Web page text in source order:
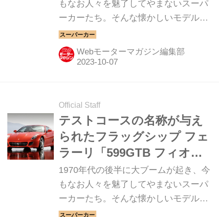
クロニクル／077】
もなお人々を魅了してやまないスーパ
ーカーたち。そんな懐かしいモデルか
ら現代のハイパースポーツまでを紹介
していく、スーパーカークロニクル。
今回は、フェラーリ F12 ベルリネッタ
Webモーターマガジン編集部
Official Staff
テストコースの名称が与え
られたフラッグシップ フェ
ラーリ「599GTB フィオラ
ノ」【スーパーカークロニ
クル／059】
1970年代の後半に大ブームが起き、今
もなお人々を魅了してやまないスーパ
ーカーたち。そんな懐かしいモデルか
ら現代のハイパースポーツまでを紹介